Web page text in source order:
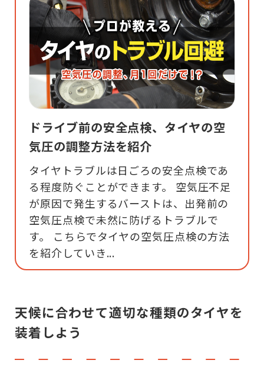
ドライブ前の安全点検、タイヤの空
気圧の調整方法を紹介
タイヤトラブルは日ごろの安全点検であ
る程度防ぐことができます。 空気圧不足
が原因で発生するバーストは、出発前の
空気圧点検で未然に防げるトラブルで
す。 こちらでタイヤの空気圧点検の方法
を紹介していき...
天候に合わせて適切な種類のタイヤを
装着しよう